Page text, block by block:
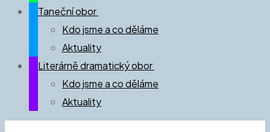
Taneční obor
Kdo jsme a co děláme
Aktuality
Literárně dramatický obor
Kdo jsme a co děláme
Aktuality